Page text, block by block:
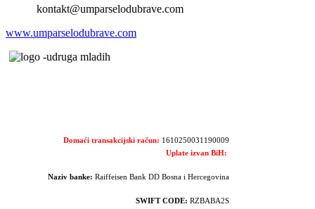
kontakt@umparselodubrave.com
www.umparselodubrave.com
Domaći transakcijski račun: 1610250031190009
Uplate izvan BiH:
Naziv banke: Raiffeisen Bank DD Bosna i Hercegovina
SWIFT CODE: RZBABA2S